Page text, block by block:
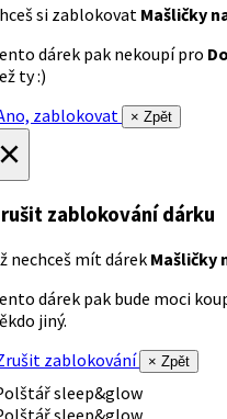
si zablokovat Mašličky
dárek pak nekoupí pro
ty :)
zablokovat
× Zpět
zablokování dárku
nechceš mít dárek Mašličky
dárek pak bude moci
jiný.
zablokování
× Zpět